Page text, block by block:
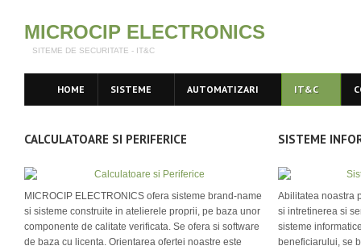
MICROCIP ELECTRONICS
SITEME DE SECURITATE - IT&C
HOME SISTEME AUTOMATIZARI IT&C
CALCULATOARE SI PERIFERICE
MICROCIP ELECTRONICS ofera sisteme brand-name
si sisteme construite in atelierele proprii, pe baza unor
componente de calitate verificata. Se ofera si software
de baza cu licenta. Orientarea ofertei noastre este
SISTEME
Abilitatea noastra
si intretinerea si
sisteme
beneficiarului, se